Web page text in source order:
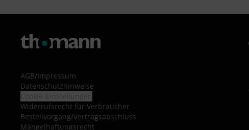
AGB/Impressum
Datenschutzhinweise
Widerrufsrecht für Verbraucher
Bestellvorgang/Vertragsabschluss
Mängelhaftungsrecht